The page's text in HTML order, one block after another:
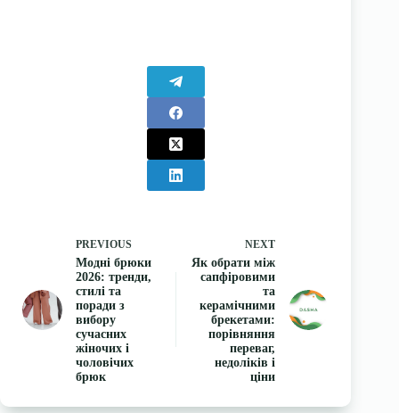
PREVIOUS
Модні брюки
2026: тренди,
стилі та
поради з
вибору
сучасних
жіночих і
чоловічих
брюк
NEXT
Як обрати між
сапфіровими
та
керамічними
брекетами:
порівняння
переваг,
недоліків і
ціни